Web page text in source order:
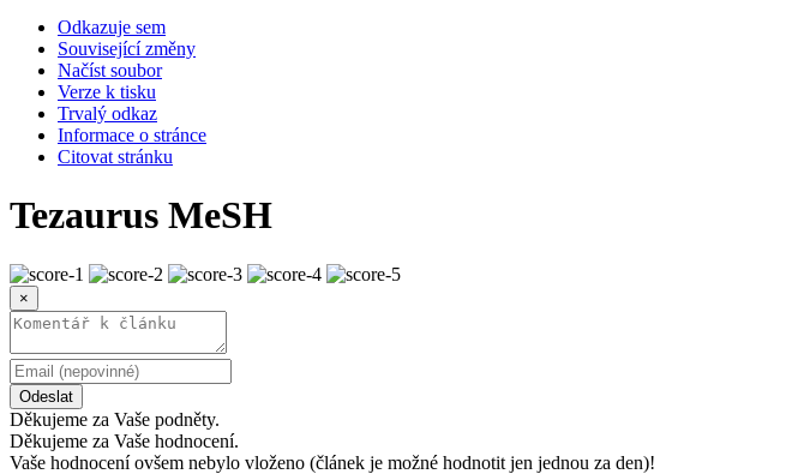
Odkazuje sem
Související změny
Načíst soubor
Verze k tisku
Trvalý odkaz
Informace o stránce
Citovat stránku
Tezaurus MeSH
×
Odeslat
Děkujeme za Vaše podněty.
Děkujeme za Vaše hodnocení.
Vaše hodnocení ovšem nebylo vloženo (článek je možné hodnotit jen jednou za den)!